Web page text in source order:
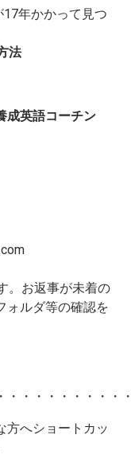
17年かかって見つ
法
成英語コーチン
。お返事が未着の
ォルダ等の確認を
・・・・・・・・・
方へショートカッ